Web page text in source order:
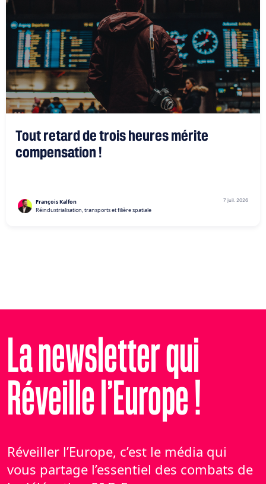
Tout retard de trois heures mérite
compensation !
François Kalfon
Réindustrialisation, transports et filière spatiale
7 juil. 2026
La newsletter qui
Réveille l’Europe !
Réveiller l’Europe, c’est le média qui
vous partage l’essentiel des combats de